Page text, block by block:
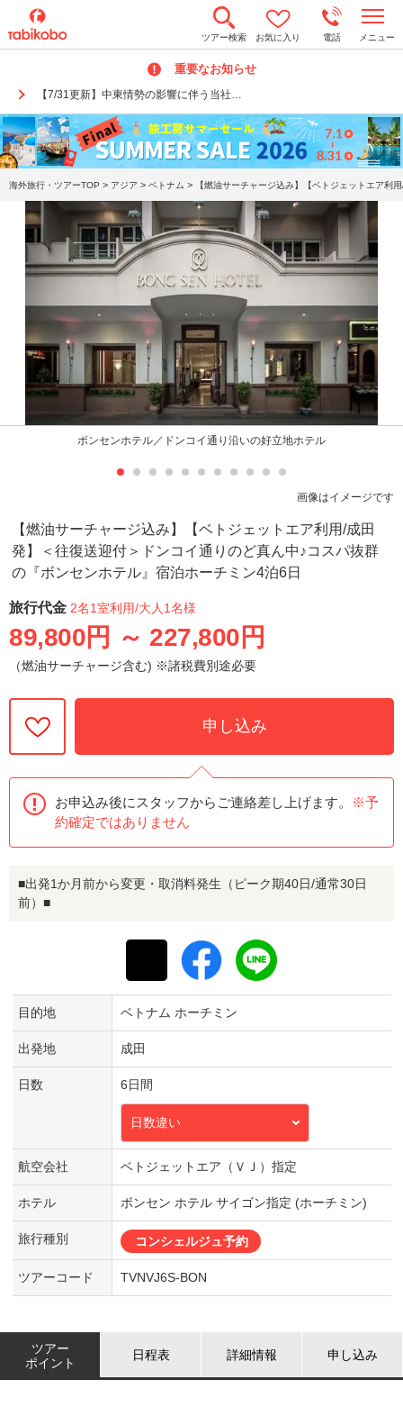
ツアー検索 お気に入り 電話 メニュー
重要なお知らせ
【7/31更新】中東情勢の影響に伴う当社…
o
n
a
v
i
g
a
t
o
海外旅行・ツアーTOP > アジア > ベトナム > 【燃油サーチャージ込み】【ベトジェットエア
ボンセンホテル／ドンコイ通り沿いの好立地ホテル
画像はイメージです
【燃油サーチャージ込み】【ベトジェットエア利用/成田
発】＜往復送迎付＞ドンコイ通りのど真ん中♪コスパ抜群
の『ボンセンホテル』宿泊ホーチミン4泊6日
旅行代金 2名1室利用/大人1名様
89,800円 ～ 227,800円
（燃油サーチャージ含む) ※諸税費別途必要
申し込み
お申込み後にスタッフからご連絡差し上げます。
※予
約確定ではありません
■出発1か月前から変更・取消料発生（ピーク期40日/通常30日
前）■
目的地 ベトナム ホーチミン
出発地 成田
日数 6日間
日数違い
航空会社 ベトジェットエア（ＶＪ）指定
ホテル ボンセン ホテル サイゴン指定 (ホーチミン)
旅行種別 コンシェルジュ予約
ツアーコード TVNVJ6S-BON
ツアー
ポイント
日程表 詳細情報 申し込み